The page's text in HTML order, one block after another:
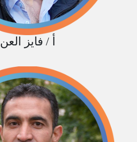
أ / فايز العن